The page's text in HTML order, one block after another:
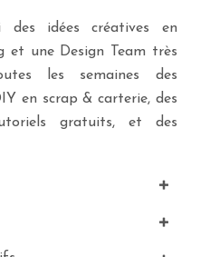
des idées créatives en
et une Design Team très
les semaines des
en scrap & carterie, des
gratuits, et des